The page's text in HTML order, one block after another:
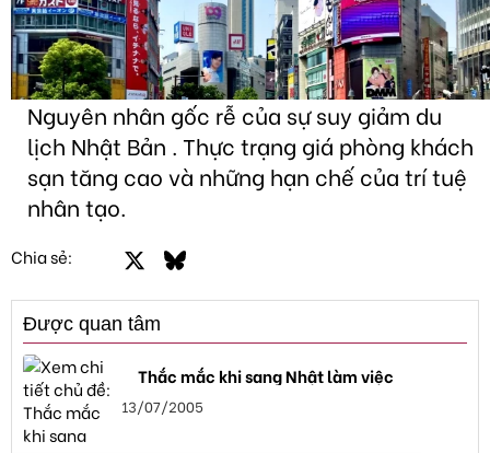
Nguyên nhân gốc rễ của sự suy giảm du
lịch Nhật Bản . Thực trạng giá phòng khách
sạn tăng cao và những hạn chế của trí tuệ
nhân tạo.
Chia sẻ: FacebookBluesky
Được quan tâm
Thắc mắc khi sang Nhật làm việc
13/07/2005